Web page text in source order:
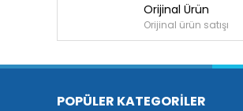
Orijinal Ürün
Orijinal ürün satışı
POPÜLER KATEGORİLER